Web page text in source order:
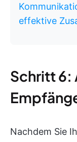
effektive
Schritt 6:
Nachdem Sie